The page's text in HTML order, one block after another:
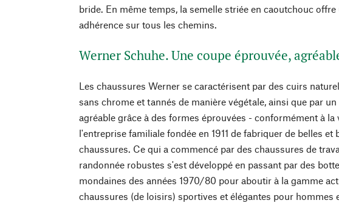
bride. En même temps, la semelle striée en caoutchouc offre
adhérence sur tous les chemins.
Werner Schuhe. Une coupe éprouvée,
Les chaussures Werner se caractérisent par des cuirs
sans chrome et tannés de manière végétale, ainsi que par
agréable grâce à des formes éprouvées - conformément à la
l'entreprise familiale fondée en 1911 de fabriquer de belles et
chaussures. Ce qui a commencé par des chaussures de
randonnée robustes s'est développé en passant par des
mondaines des années 1970/80 pour aboutir à la gamme
chaussures (de loisirs) sportives et élégantes pour hommes